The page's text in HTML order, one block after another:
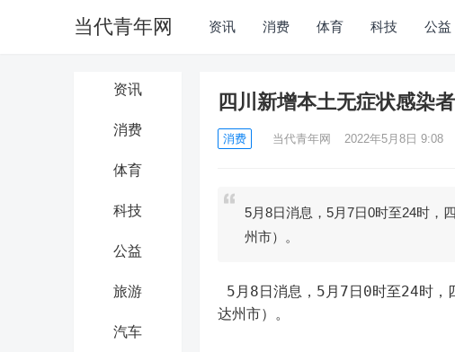
当代青年网 资讯 消费 体育 科技 公益
资讯
消费
体育
科技
公益
旅游
汽车
四川新增本土无症状感染
消费 当代青年网 2022年5月8日 9:08
5月8日消息，5月7日0时至24时，
州市）。
达州市）。